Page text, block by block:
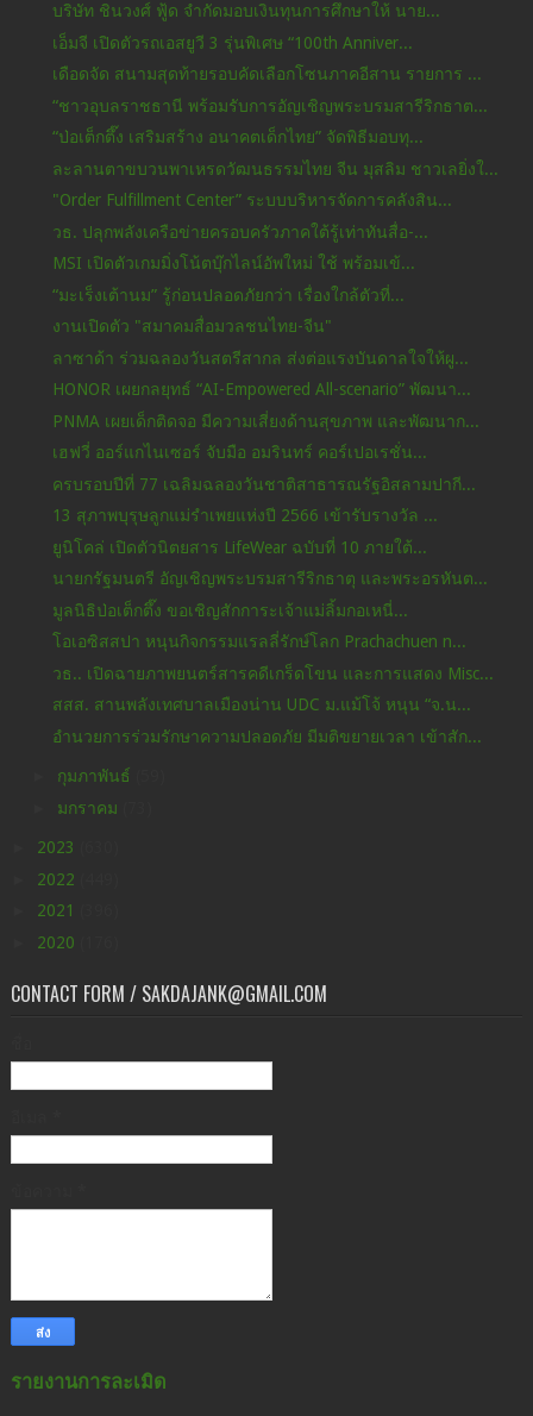
บริษัท ชินวงศ์ ฟู้ด จำกัดมอบเงินทุนการศึกษาให้ นาย...
เอ็มจี เปิดตัวรถเอสยูวี 3 รุ่นพิเศษ “100th Anniver...
เดือดจัด สนามสุดท้ายรอบคัดเลือกโซนภาคอีสาน รายการ ...
“ชาวอุบลราชธานี พร้อมรับการอัญเชิญพระบรมสารีริกธาต...
“ป่อเต็กตึ๊ง เสริมสร้าง อนาคตเด็กไทย” จัดพิธีมอบทุ...
ละลานตาขบวนพาเหรดวัฒนธรรมไทย จีน มุสลิม ชาวเลยิ่งใ...
"Order Fulfillment Center” ระบบบริหารจัดการคลังสิน...
วธ. ปลุกพลังเครือข่ายครอบครัวภาคใต้รู้เท่าทันสื่อ-...
MSI เปิดตัวเกมมิ่งโน้ตบุ๊กไลน์อัพใหม่ ใช้ พร้อมเข้...
“มะเร็งเต้านม” รู้ก่อนปลอดภัยกว่า เรื่องใกล้ตัวที่...
งานเปิดตัว "สมาคมสื่อมวลชนไทย-จีน"
ลาซาด้า ร่วมฉลองวันสตรีสากล ส่งต่อแรงบันดาลใจให้ผู...
HONOR เผยกลยุทธ์ “AI-Empowered All-scenario” พัฒนา...
PNMA เผยเด็กติดจอ มีความเสี่ยงด้านสุขภาพ และพัฒนาก...
เฮฟวี่ ออร์แกไนเซอร์ จับมือ อมรินทร์ คอร์เปอเรชั่น...
ครบรอบปีที่ 77 เฉลิมฉลองวันชาติสาธารณรัฐอิสลามปากี...
13 สุภาพบุรุษลูกแม่รำเพยแห่งปี 2566 เข้ารับรางวัล ...
ยูนิโคล่ เปิดตัวนิตยสาร LifeWear ฉบับที่ 10 ภายใต้...
นายกรัฐมนตรี อัญเชิญพระบรมสารีริกธาตุ และพระอรหันต...
มูลนิธิป่อเต็กตึ๊ง ขอเชิญสักการะเจ้าแม่ลิ้มกอเหนี่...
โอเอซิสสปา หนุนกิจกรรมแรลลี่รักษ์โลก Prachachuen n...
วธ.. เปิดฉายภาพยนตร์สารคดีเกร็ดโขน และการแสดง Misc...
สสส. สานพลังเทศบาลเมืองน่าน UDC ม.แม้โจ้ หนุน “จ.น...
อำนวยการร่วมรักษาความปลอดภัย มีมติขยายเวลา เข้าสัก...
กุมภาพันธ์
มกราคม
2023
2022
2021
2020
CONTACT FORM / SAKDAJANK@GMAIL.COM
รายงานการละเมิด